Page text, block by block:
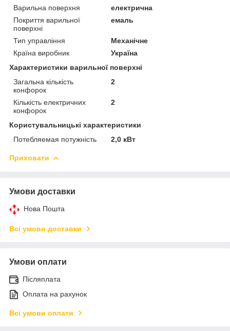
Варильна поверхня
електрична
Покриття варильної
поверхні
емаль
Тип управління
Механічне
Країна виробник
Україна
Характеристики варильної поверхні
Загальна кількість
конфорок
2
Кількість електричних
конфорок
2
Користувальницькі характеристики
Потебляемая потужність
2,0 кВт
Приховати
Умови доставки
Нова Пошта
Всі умови доставки
Умови оплати
Післяплата
Оплата на рахунок
Всі умови оплати